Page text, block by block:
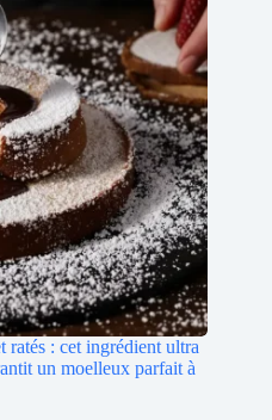
ratés : cet ingrédient ultra
un moelleux parfait à